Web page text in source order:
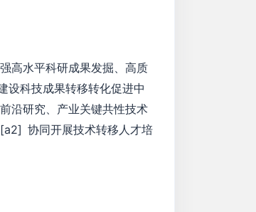
高水平科研成果发掘、高质
设科技成果转移转化促进中
沿研究、产业关键共性技术
协同开展技术转移人才培